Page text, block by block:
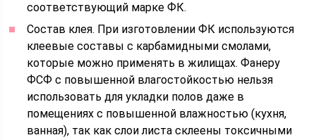
соответствующий марке ФК.
Состав клея. При изготовлении ФК используются
клеевые составы с карбамидными смолами,
которые можно применять в жилищах. Фанеру
ФСФ с повышенной влагостойкостью нельзя
использовать для укладки полов даже в
помещениях с повышенной влажностью (кухня,
ванная), так как слои листа склеены токсичными